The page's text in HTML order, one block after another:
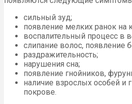
сильный зуд;
появление мелких ранок на
воспалительный процесс в
слипание волос, появление
раздражительность;
нарушения сна;
появление гнойников,
наличие взрослых особей и
покрове.